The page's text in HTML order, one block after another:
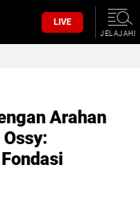
LIVE
JELAJAHI
Arahan